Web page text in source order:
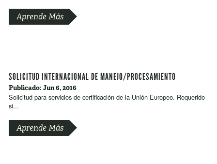
Aprende Más
SOLICITUD INTERNACIONAL DE MANEJO/PROCESAMIENTO
Publicado: Jun 6, 2016
Solicitud para servicios de certificación de la Unión Europeo. Requerido
si...
Aprende Más